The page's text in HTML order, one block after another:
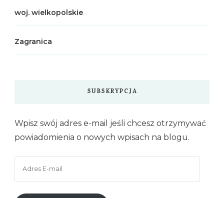
woj. wielkopolskie
Zagranica
SUBSKRYPCJA
Wpisz swój adres e-mail jeśli chcesz otrzymywać
powiadomienia o nowych wpisach na blogu.